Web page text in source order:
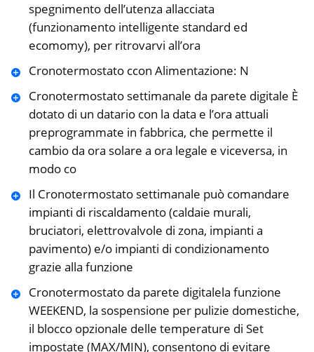
spegnimento dell’utenza allacciata
(funzionamento intelligente standard ed
ecomomy), per ritrovarvi all’ora
Cronotermostato ccon Alimentazione: N
Cronotermostato settimanale da parete digitale È
dotato di un datario con la data e l’ora attuali
preprogrammate in fabbrica, che permette il
cambio da ora solare a ora legale e viceversa, in
modo co
Il Cronotermostato settimanale può comandare
impianti di riscaldamento (caldaie murali,
bruciatori, elettrovalvole di zona, impianti a
pavimento) e/o impianti di condizionamento
grazie alla funzione
Cronotermostato da parete digitalela funzione
WEEKEND, la sospensione per pulizie domestiche,
il blocco opzionale delle temperature di Set
impostate (MAX/MIN), consentono di evitare